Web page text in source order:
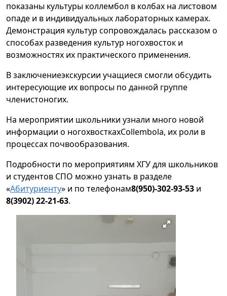
показаны культуры коллембол в колбах на листовом
опаде и в индивидуальных лабораторных камерах.
Демонстрация культур сопровождалась рассказом о
способах разведения культур ногохвосток и
возможностях их практического применения.
В заключениеэкскурсии учащиеся смогли обсудить
интересующие их вопросы по данной группе
членистоногих.
На мероприятии школьники узнали много новой
информации о ногохвосткахCollembola, их роли в
процессах почвообразования.
Подробности по мероприятиям ХГУ для школьников
и студентов СПО можно узнать в разделе
«Абитуриенту» и по телефонам8(950)-302-93-53 и
8(3902) 22-21-63.